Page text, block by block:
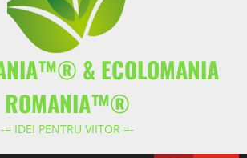
& ECOLOMANIA
ROMANIA™®
-= IDEI PENTRU VIITOR =-